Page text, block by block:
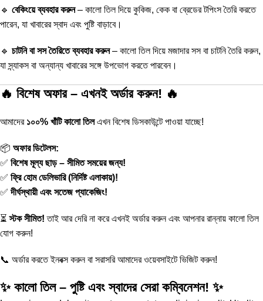
🔹 বেকিংয়ে ব্যবহার করুন– কালো তিল দিয়ে কুকিজ, কেক বা ব্রেডের টপিংস তৈরি করতে
পারেন, যা খাবারের স্বাদ এবং পুষ্টি বাড়াবে।
🔹 চাটনি বা সস তৈরিতে ব্যবহার করুন– কালো তিল দিয়ে মজাদার সস বা চাটনি তৈরি করুন,
যা স্ন্যাকস বা অন্যান্য খাবারের সঙ্গে উপভোগ করতে পারবেন।
🔥 বিশেষ অফার – এখনই অর্ডার করুন! 🔥
আমাদের ১০০% খাঁটি কালো তিলএখন বিশেষ ডিসকাউন্টে পাওয়া যাচ্ছে!
📦 অফার ডিটেলস:
✅ বিশেষ মূল্য ছাড় – সীমিত সময়ের জন্য!
✅ ফ্রি হোম ডেলিভারি (নির্দিষ্ট এলাকায়)!
✅দীর্ঘস্থায়ী এবং সতেজ প্যাকেজিং!
⏳স্টক সীমিত! তাই আর দেরি না করে এখনই অর্ডার করুন এবং আপনার রান্নায় কালো তিল
যোগ করুন!
📞 অর্ডার করতে ইনবক্স করুন বা সরাসরি আমাদের ওয়েবসাইটে ভিজিট করুন!
✨ কালো তিল – পুষ্টি এবং স্বাদের সেরা কম্বিনেশন! ✨